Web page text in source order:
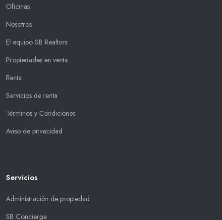
Oficinas
Nosotros
El equipo SB Realtors
Propiedades en venta
Renta
Servicios de renta
Términos y Condiciones
Aviso de privacidad
Servicios
Administración de propiedad
SB Concierge